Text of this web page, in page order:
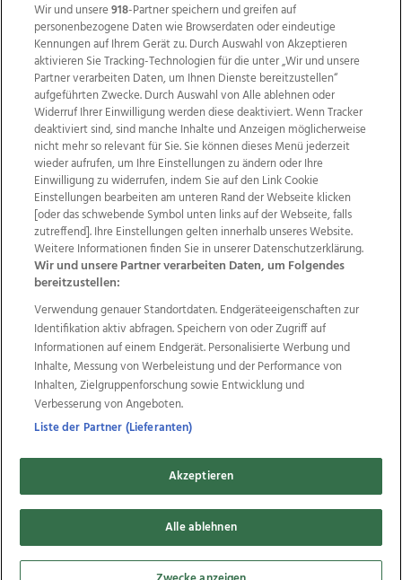
Wir über uns Mediadaten Kontakt
Jobs
Datenschutz
Impressum
AGB Anzeigekunden
AGB Website
Ehrenkodex Politische Werbung
Weitere Angebote des Medienhauses Wimmer
TV1 di-mog-i.at OÖNow
Ischler Woche
Life Radio
OÖNachrichten
OÖN Immobilien
OÖN Karriere
OÖN Reise
Promenaden Galerien
Regionaljobs
wasistlos.at
Copyrights © 2026 Tips Zeitungs GmbH & Co KG
developed by11x11.net
Cookie Einstellungen bearbeiten
Wir und unsere918-Partner speichern und greifen auf
personenbezogene Daten wie Browserdaten oder eindeutige
Kennungen auf Ihrem Gerät zu. Durch Auswahl von Akzeptieren
aktivieren Sie Tracking-Technologien für die unter „Wir und unsere
Partner verarbeiten Daten, um Ihnen Dienste bereitzustellen“
aufgeführten Zwecke. Durch Auswahl von Alle ablehnen oder
Widerruf Ihrer Einwilligung werden diese deaktiviert. Wenn Tracker
deaktiviert sind, sind manche Inhalte und Anzeigen möglicherweise
nicht mehr so relevant für Sie. Sie können dieses Menü jederzeit
wieder aufrufen, um Ihre Einstellungen zu ändern oder Ihre
Einwilligung zu widerrufen, indem Sie auf den Link Cookie
Einstellungen bearbeiten am unteren Rand der Webseite klicken
[oder das schwebende Symbol unten links auf der Webseite, falls
zutreffend]. Ihre Einstellungen gelten innerhalb unseres Website.
Weitere Informationen finden Sie in unserer Datenschutzerklärung.
Wir und unsere Partner verarbeiten Daten, um Folgendes
bereitzustellen:
Verwendung genauer Standortdaten. Endgeräteeigenschaften zur
Identifikation aktiv abfragen. Speichern von oder Zugriff auf
Informationen auf einem Endgerät. Personalisierte Werbung und
Inhalte, Messung von Werbeleistung und der Performance von
Inhalten, Zielgruppenforschung sowie Entwicklung und
Verbesserung von Angeboten.
Liste der Partner (Lieferanten)
Akzeptieren
Alle ablehnen